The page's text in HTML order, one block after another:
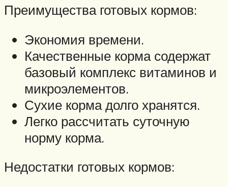
Преимущества готовых кормов:
Экономия времени.
Качественные корма содержат
базовый комплекс витаминов и
микроэлементов.
Сухие корма долго хранятся.
Легко рассчитать суточную
норму корма.
Недостатки готовых кормов: